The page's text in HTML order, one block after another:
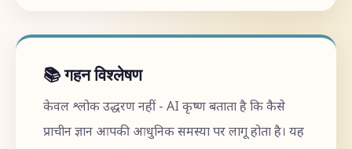
📚 गहन विश्लेषण
केवल श्लोक उद्धरण नहीं - AI कृष्ण बताता है कि कैसे
प्राचीन ज्ञान आपकी आधुनिक समस्या पर लागू होता है। यह